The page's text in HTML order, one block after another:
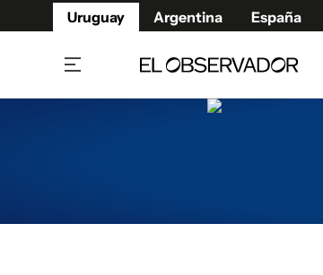
Uruguay Argentina España